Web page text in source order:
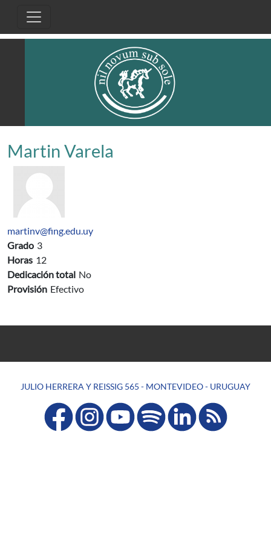
Martin Varela
martinv@fing.edu.uy
Grado 3
Horas 12
Dedicación total No
Provisión Efectivo
JULIO HERRERA Y REISSIG 565 - MONTEVIDEO - URUGUAY